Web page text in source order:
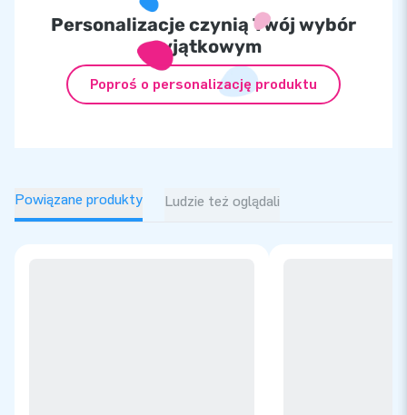
Personalizacje czynią Twój wybór
wyjątkowym
Poproś o personalizację produktu
Powiązane produkty Ludzie też oglądali